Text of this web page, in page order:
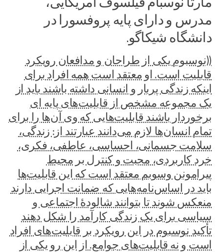
مدرس و دارای پایه پروفسورا در
دانشگاه شیکاگو.
((نوسبوم یکی از طراحان و مدافعان رویکرد
قابلیت است. او معتقد است همه افراد برای
اینکه زندگی پربار و انسانی داشته باشند باید از
یک مجموعه مشخص از قابلیت‌های پایه ای
برخوردار باشند قابلیت‌هایی که وی آن‌ها را برای
تمام انسان‌ها لازم می‌دانند عبارتند از: زندگی،
سلامت جسمانی، احساسی، عاطفی، فکری،
خرد کاربردی، محبت و کنترل بر محیط
پیرامونن وسوبم معتقد است که این قابلیت‌ها
باید در اساس‌نامه‌هایی که ضمانت اجرایی دارند
منعکس شوند تا بتوانند شالودهٔ اجتماعی و
سیاسی برای یک زندگی کارآمد را شکل دهند
تأکید نوسبوم در این رویکرد بر قابلیت‌های افراد
است و نه قابلیت‌های جوامع. از این رو یکی از